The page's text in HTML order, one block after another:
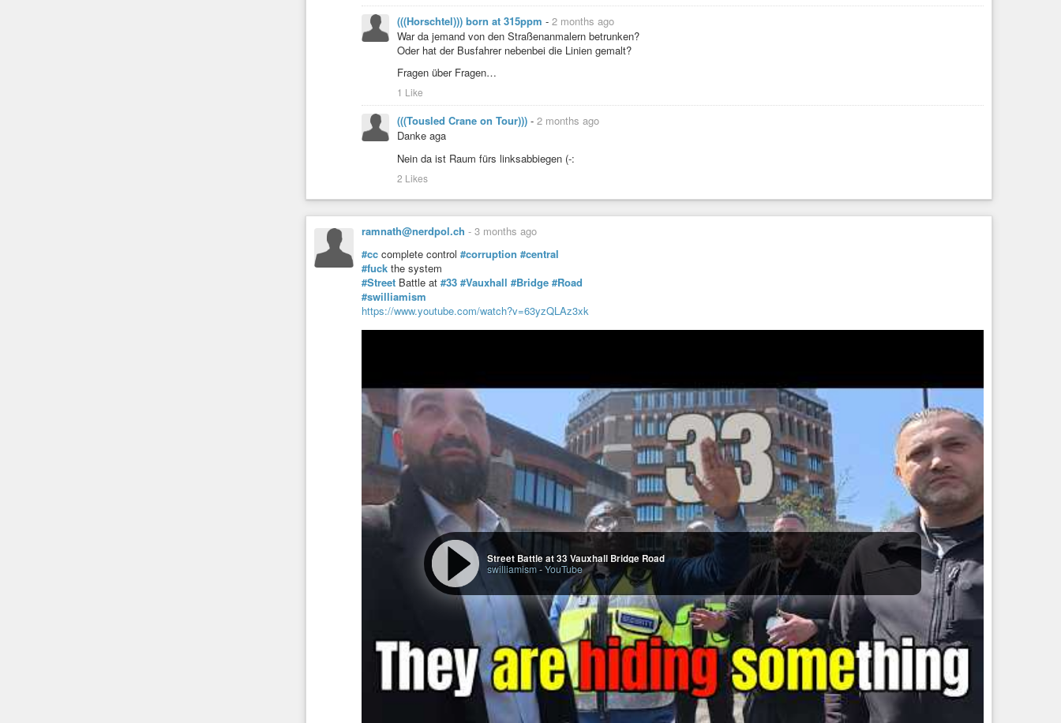
Silbermond - B 96 (Offizielles Musikvideo) [2016]
SilbermondVEVO
(((Horschtel))) born at 315ppm - 2 months ago
War da jemand von den Straßenanmalern betrunken?
Oder hat der Busfahrer nebenbei die Linien gemalt?
Fragen über Fragen…
1 Like
(((Tousled Crane on Tour))) - 2 months ago
Danke aga
Nein da ist Raum fürs linksabbiegen (-:
2 Likes
ramnath@nerdpol.ch - 3 months ago
#cc complete control #corruption #central
#fuck the system
#Street Battle at #33 #Vauxhall #Bridge #Road
#swilliamism
https://www.youtube.com/watch?v=63yzQLAz3xk
Street Battle at 33 Vauxhall Bridge Road
swilliamism-YouTube